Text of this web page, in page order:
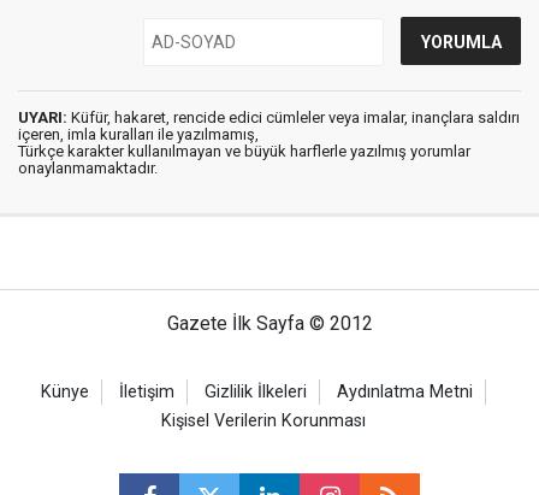
UYARI: Küfür, hakaret, rencide edici cümleler veya imalar, inançlara saldırı
içeren, imla kuralları ile yazılmamış,
Türkçe karakter kullanılmayan ve büyük harflerle yazılmış yorumlar
onaylanmamaktadır.
Gazete İlk Sayfa © 2012
Künye İletişim Gizlilik İlkeleri
Aydınlatma Metni
Kişisel Verilerin Korunması